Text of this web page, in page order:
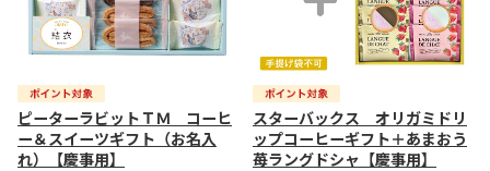
ピーターラビットＴＭ コーヒ
ー＆スイーツギフト（お名入
れ）【慶事用】
スターバックス オリガミドリ
ップコーヒーギフト＋あまおう
苺ラングドシャ【慶事用】